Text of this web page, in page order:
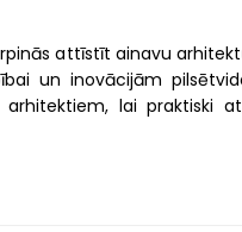
attīstīt ainavu
un inovācijām
lai praktiski